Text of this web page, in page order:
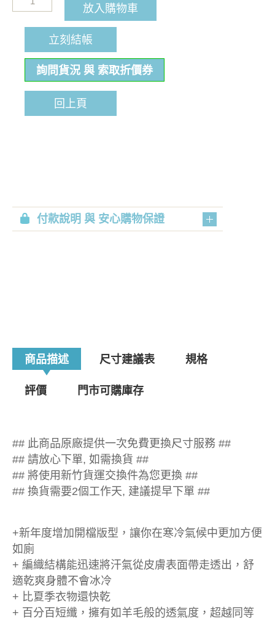
放入購物車
立刻結帳
詢問貨況 與 索取折價券
回上頁
付款說明 與 安心購物保證
商品描述 尺寸建議表 規格
評價 門市可購庫存
## 此商品原廠提供一次免費更換尺寸服務 ##
## 請放心下單, 如需換貨 ##
## 將使用新竹貨運交換件為您更換 ##
## 換貨需要2個工作天, 建議提早下單 ##
+新年度增加開檔版型，讓你在寒冷氣候中更加方便
如廁
+ 編織結構能迅速將汗氣從皮膚表面帶走透出，舒
適乾爽身體不會冰冷
+ 比夏季衣物還快乾
+ 百分百短纖，擁有如羊毛般的透氣度，超越同等